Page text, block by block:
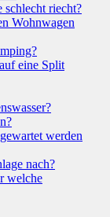
schlecht riecht?
Wohnwagen
eine Split
werden
nach?
welche